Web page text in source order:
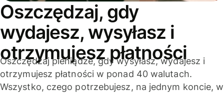
Oszczędzaj, gdy
wydajesz, wysyłasz i
otrzymujesz płatności
Oszczędzaj pieniądze, gdy wysyłasz, wydajesz i
otrzymujesz płatności w ponad 40 walutach.
Wszystko, czego potrzebujesz, na jednym koncie, w